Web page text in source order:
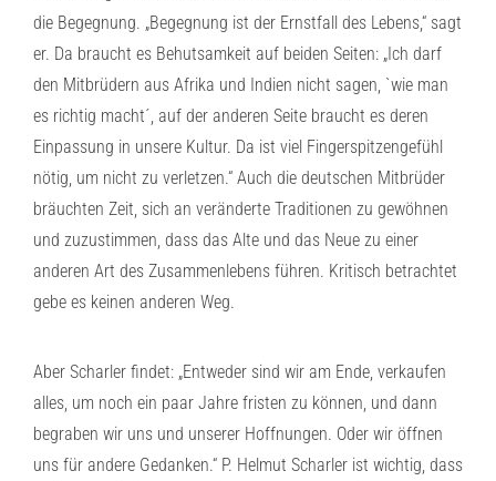
die Begegnung. „Begegnung ist der Ernstfall des Lebens,“ sagt
er. Da braucht es Behutsamkeit auf beiden Seiten: „Ich darf
den Mitbrüdern aus Afrika und Indien nicht sagen, `wie man
es richtig macht´, auf der anderen Seite braucht es deren
Einpassung in unsere Kultur. Da ist viel Fingerspitzengefühl
nötig, um nicht zu verletzen.“ Auch die deutschen Mitbrüder
bräuchten Zeit, sich an veränderte Traditionen zu gewöhnen
und zuzustimmen, dass das Alte und das Neue zu einer
anderen Art des Zusammenlebens führen. Kritisch betrachtet
gebe es keinen anderen Weg.
Aber Scharler findet: „Entweder sind wir am Ende, verkaufen
alles, um noch ein paar Jahre fristen zu können, und dann
begraben wir uns und unserer Hoffnungen. Oder wir öffnen
uns für andere Gedanken.“ P. Helmut Scharler ist wichtig, dass